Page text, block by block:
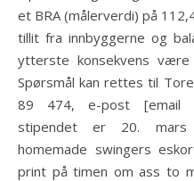
et BRA (målerverdi) på
tillit fra innbyggerne og
ytterste konsekvens
Spørsmål kan rettes til
89 474, e-post [email
stipendet er 20. mars
homemade swingers
print på timen om ass to